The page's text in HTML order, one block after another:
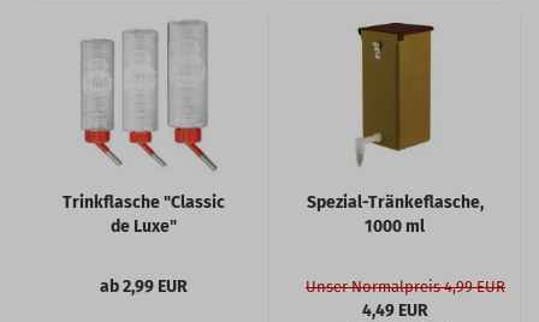
Trinkflasche "Classic
de Luxe"
ab 2,99 EUR
Spezial-Tränkeflasche,
1000 ml
Unser Normalpreis 4,99 EUR
4,49 EUR